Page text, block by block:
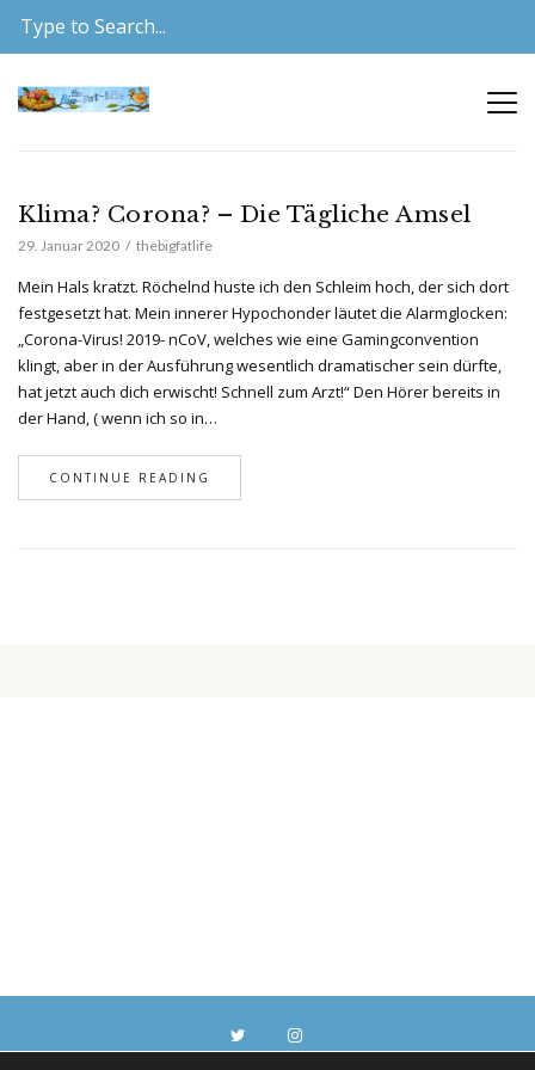
Klima? Corona? – Die Tägliche Amsel
29. Januar 2020 thebigfatlife
Mein Hals kratzt. Röchelnd huste ich den Schleim hoch, der sich dort
festgesetzt hat. Mein innerer Hypochonder läutet die Alarmglocken:
„Corona-Virus! 2019- nCoV, welches wie eine Gamingconvention
klingt, aber in der Ausführung wesentlich dramatischer sein dürfte,
hat jetzt auch dich erwischt! Schnell zum Arzt!“ Den Hörer bereits in
der Hand, ( wenn ich so in…
CONTINUE READING